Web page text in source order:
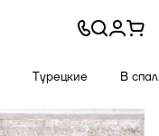
Турецкие В